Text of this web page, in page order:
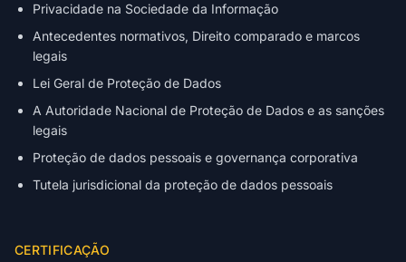
Privacidade na Sociedade da Informação
Antecedentes normativos, Direito comparado e marcos
legais
Lei Geral de Proteção de Dados
A Autoridade Nacional de Proteção de Dados e as sanções
legais
Proteção de dados pessoais e governança corporativa
Tutela jurisdicional da proteção de dados pessoais
CERTIFICAÇÃO